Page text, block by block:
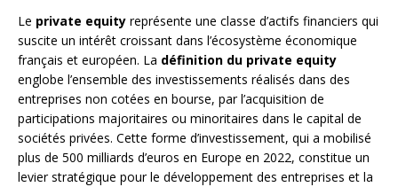
Le private equity représente une classe d’actifs financiers qui
suscite un intérêt croissant dans l’écosystème économique
français et européen. La définition du private equity
englobe l’ensemble des investissements réalisés dans des
entreprises non cotées en bourse, par l’acquisition de
participations majoritaires ou minoritaires dans le capital de
sociétés privées. Cette forme d’investissement, qui a mobilisé
plus de 500 milliards d’euros en Europe en 2022, constitue un
levier stratégique pour le développement des entreprises et la